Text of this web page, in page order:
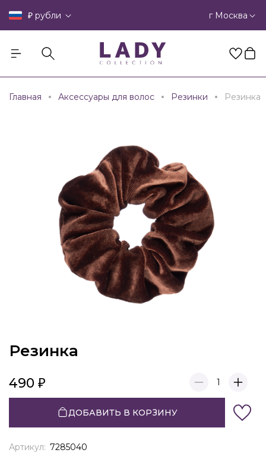
₽ рубли г Москва
Главная Аксессуары для волос Резинки Резинка
Резинка
490 1
ДОБАВИТЬ В КОРЗИНУ
Артикул: 7285040